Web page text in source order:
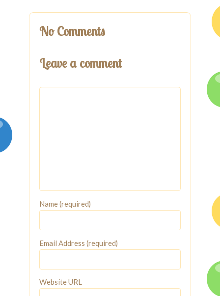
No Comments
Leave a comment
Name (required)
Email Address (required)
Website URL